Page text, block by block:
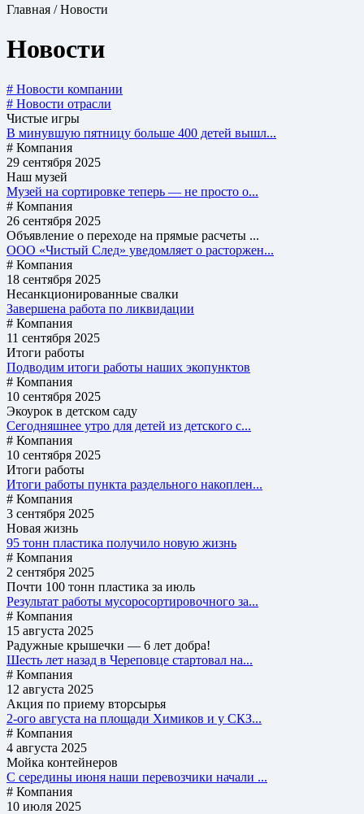
Главная / Новости
Новости
# Новости компании
# Новости отрасли
Чистые игры
В минувшую пятницу больше 400 детей вышл...
# Компания
29 сентября 2025
Наш музей
Музей на сортировке теперь — не просто о...
# Компания
26 сентября 2025
Объявление о переходе на прямые расчеты ...
ООО «Чистый След» уведомляет о расторжен...
# Компания
18 сентября 2025
Несанкционированные свалки
Завершена работа по ликвидации
# Компания
11 сентября 2025
Итоги работы
Подводим итоги работы наших экопунктов
# Компания
10 сентября 2025
Экоурок в детском саду
Сегодняшнее утро для детей из детского с...
# Компания
10 сентября 2025
Итоги работы
Итоги работы пункта раздельного накоплен...
# Компания
3 сентября 2025
Новая жизнь
95 тонн пластика получило новую жизнь
# Компания
2 сентября 2025
Почти 100 тонн пластика за июль
Результат работы мусоросортировочного за...
# Компания
15 августа 2025
Радужные крышечки — 6 лет добра!
Шесть лет назад в Череповце стартовал на...
# Компания
12 августа 2025
Акция по приему вторсырья
2-ого августа на площади Химиков и у СКЗ...
# Компания
4 августа 2025
Мойка контейнеров
С середины июня наши перевозчики начали ...
# Компания
10 июля 2025